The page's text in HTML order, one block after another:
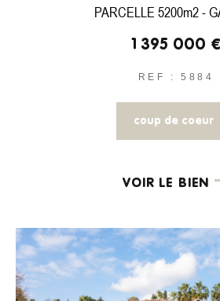
PARCELLE 5200m2 -
1 395 000 €
REF : 5884
coup de coeur
VOIR LE BIEN